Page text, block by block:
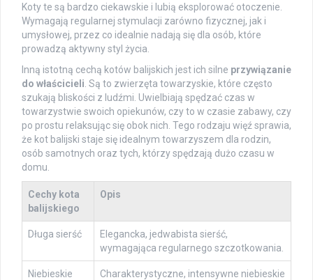
Koty te są bardzo ciekawskie i lubią eksplorować otoczenie.
Wymagają regularnej stymulacji zarówno fizycznej, jak i
umysłowej, przez co idealnie nadają się dla osób, które
prowadzą aktywny styl życia.
Inną istotną cechą kotów balijskich jest ich silne przywiązanie
do właścicieli . Są to zwierzęta towarzyskie, które często
szukają bliskości z ludźmi. Uwielbiają spędzać czas w
towarzystwie swoich opiekunów, czy to w czasie zabawy, czy
po prostu relaksując się obok nich. Tego rodzaju więź sprawia,
że kot balijski staje się idealnym towarzyszem dla rodzin,
osób samotnych oraz tych, którzy spędzają dużo czasu w
domu.
Cechy kota
balijskiego
Opis
Długa sierść
Elegancka, jedwabista sierść,
wymagająca regularnego szczotkowania.
Niebieskie
Charakterystyczne, intensywne niebieskie